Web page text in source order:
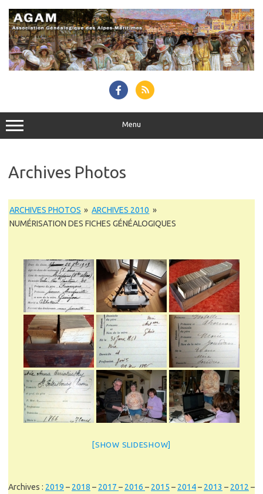
content
Menu
Archives Photos
ARCHIVES PHOTOS » ARCHIVES 2010 »
NUMÉRISATION DES FICHES GÉNÉALOGIQUES
[SHOW SLIDESHOW]
Archives : 2019 – 2018 – 2017 – 2016 – 2015 – 2014– 2013 – 2012 –